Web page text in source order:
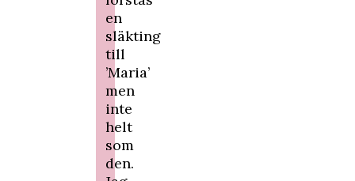
en
släkting
till
’Maria’
men
inte
helt
som
den.